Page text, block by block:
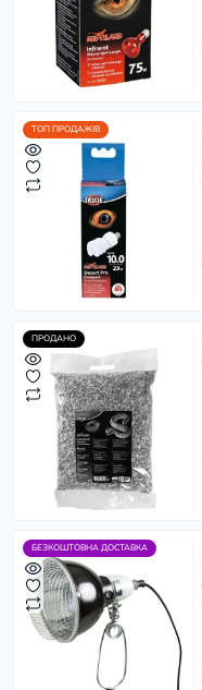
ТОП ПРОДАЖІВ
ПРОДАНО
БЕЗКОШТОВНА ДОСТАВКА